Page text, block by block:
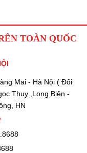
TOÀN QUỐC
Mai - Hà Nội ( Đối
Thuỵ ,Long Biên -
HN